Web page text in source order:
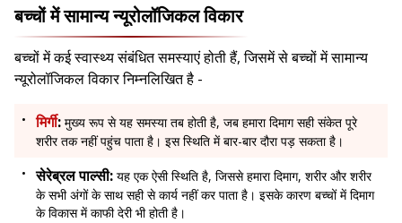
बच्चों में सामान्य न्यूरोलॉजिकल विकार
बच्चों में कई स्वास्थ्य संबंधित समस्याएं होती हैं, जिसमें से बच्चों में सामान्य
न्यूरोलॉजिकल विकार निम्नलिखित है -
मिर्गी: मुख्य रूप से यह समस्या तब होती है, जब हमारा दिमाग सही संकेत पूरे
शरीर तक नहीं पहुंच पाता है। इस स्थिति में बार-बार दौरा पड़ सकता है।
सेरेब्रल पाल्सी: यह एक ऐसी स्थिति है, जिससे हमारा दिमाग, शरीर और शरीर
के सभी अंगों के साथ सही से कार्य नहीं कर पाता है। इसके कारण बच्चों में दिमाग
के विकास में काफी देरी भी होती है।